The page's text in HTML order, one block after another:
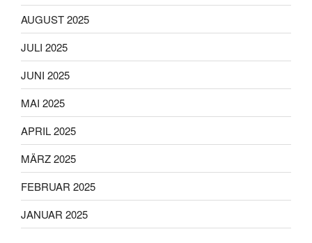
AUGUST 2025
JULI 2025
JUNI 2025
MAI 2025
APRIL 2025
MÄRZ 2025
FEBRUAR 2025
JANUAR 2025